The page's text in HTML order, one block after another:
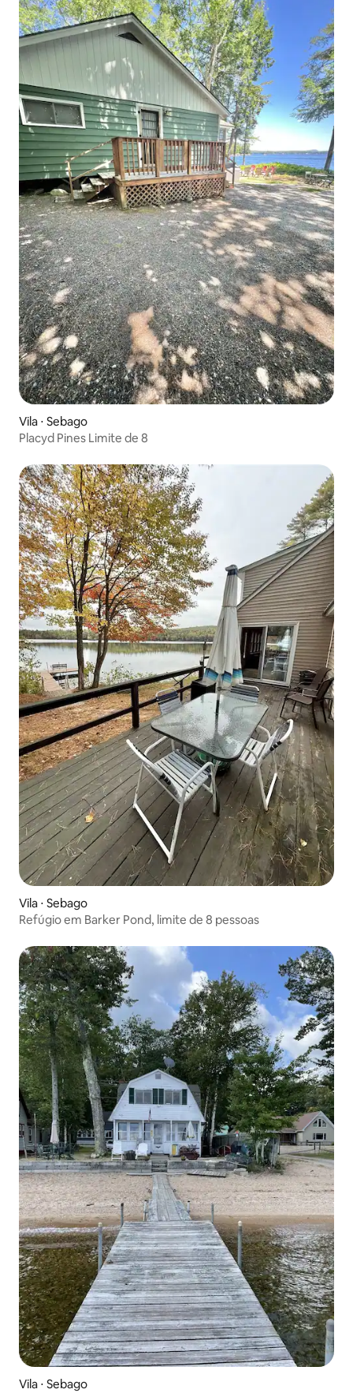
Vila ⋅ Sebago
Placyd Pines Limite de 8
Vila ⋅ Sebago
Refúgio em Barker Pond, limite de 8 pessoas
Vila ⋅ Sebago